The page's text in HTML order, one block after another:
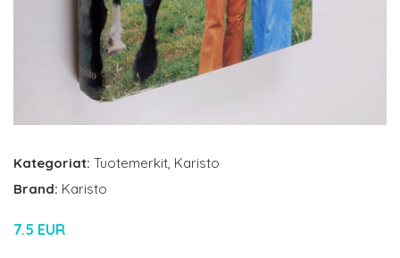
Kategoriat: Tuotemerkit, Karisto
Brand: Karisto
7.5 EUR